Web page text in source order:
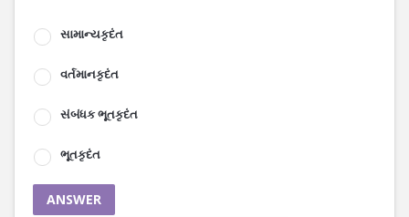
સામાન્યકૃદંત
વર્તમાનકૃદંત
સંબંધક ભૂતકૃદંત
ભૂતકૃદંત
ANSWER